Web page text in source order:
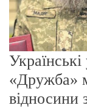
«Дружба»